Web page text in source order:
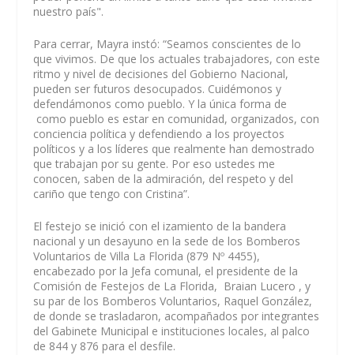
nuestro país".
Para cerrar, Mayra instó: “Seamos conscientes de lo
que vivimos. De que los actuales trabajadores, con este
ritmo y nivel de decisiones del Gobierno Nacional,
pueden ser futuros desocupados. Cuidémonos y
defendámonos como pueblo. Y la única forma de
como pueblo es estar en comunidad, organizados, con
conciencia política y defendiendo a los proyectos
políticos y a los líderes que realmente han demostrado
que trabajan por su gente. Por eso ustedes me
conocen, saben de la admiración, del respeto y del
cariño que tengo con Cristina”.
El festejo se inició con el izamiento de la bandera
nacional y un desayuno en la sede de los Bomberos
Voluntarios de Villa La Florida (879 Nº 4455),
encabezado por la Jefa comunal, el presidente de la
Comisión de Festejos de La Florida, Braian Lucero , y
su par de los Bomberos Voluntarios, Raquel González,
de donde se trasladaron, acompañados por integrantes
del Gabinete Municipal e instituciones locales, al palco
de 844 y 876 para el desfile.